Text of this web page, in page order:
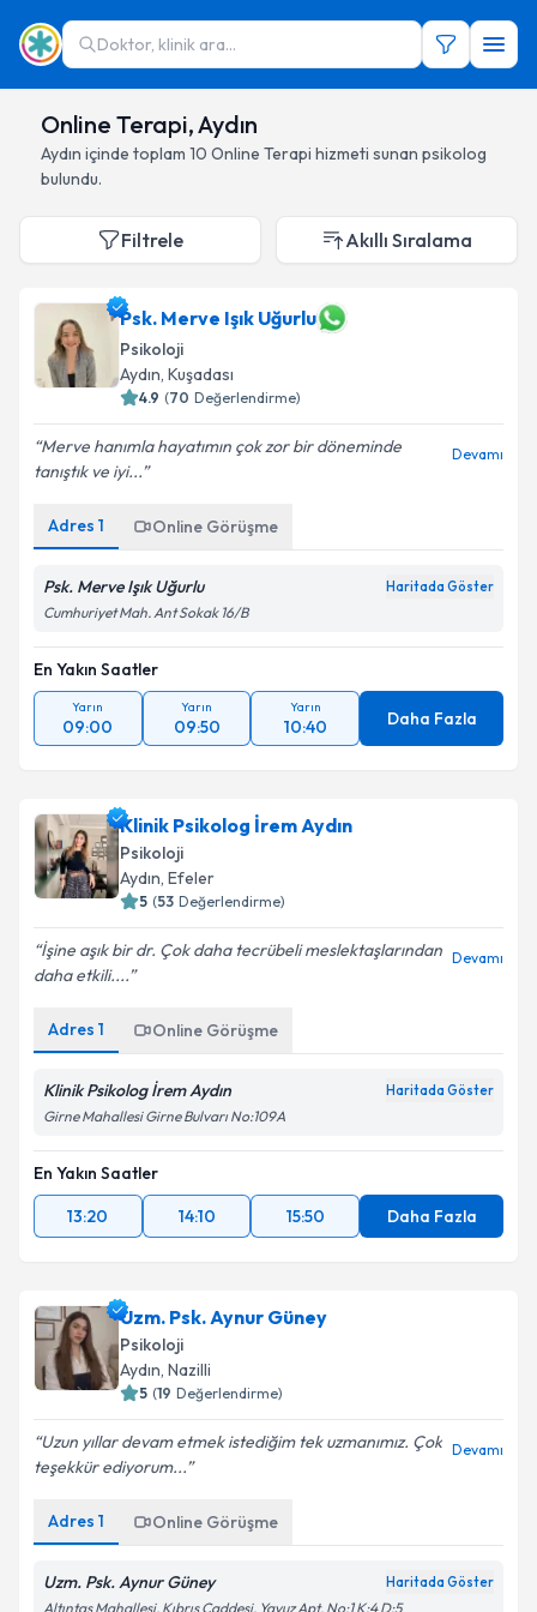
Doktor, klinik ara...
Online Terapi, Aydın
Aydın içinde toplam 10 Online Terapi hizmeti sunan psikolog
bulundu.
Filtrele Akıllı Sıralama
Psk. Merve Işık Uğurlu
Psikoloji
Aydın, Kuşadası
4.9 (70 Değerlendirme)
Merve hanımla hayatımın çok zor bir döneminde
tanıştık ve iyi...
Devamı
Adres 1 Online Görüşme
Psk. Merve Işık Uğurlu Haritada Göster
Cumhuriyet Mah. Ant Sokak 16/B
En Yakın Saatler
Yarın
09:00
Yarın
09:50
Yarın
10:40 Daha Fazla
Klinik Psikolog İrem Aydın
Psikoloji
Aydın, Efeler
5 (53 Değerlendirme)
İşine aşık bir dr. Çok daha tecrübeli meslektaşlarından
daha etkili....
Devamı
Adres 1 Online Görüşme
Klinik Psikolog İrem Aydın Haritada Göster
Girne Mahallesi Girne Bulvarı No:109A
En Yakın Saatler
13:20
14:10 15:50 Daha Fazla
Uzm. Psk. Aynur Güney
Psikoloji
Aydın, Nazilli
5 (19 Değerlendirme)
Uzun yıllar devam etmek istediğim tek uzmanımız. Çok
teşekkür ediyorum...
Devamı
Adres 1 Online Görüşme
Uzm. Psk. Aynur Güney Haritada Göster
Altıntaş Mahallesi, Kıbrıs Caddesi, Yavuz Apt. No:1 K:4 D:5